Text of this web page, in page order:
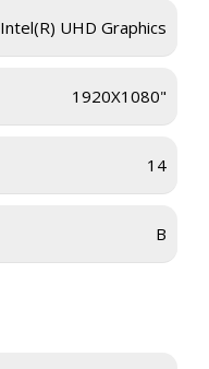
Intel(R) UHD Graphics
1920X1080"
14
B